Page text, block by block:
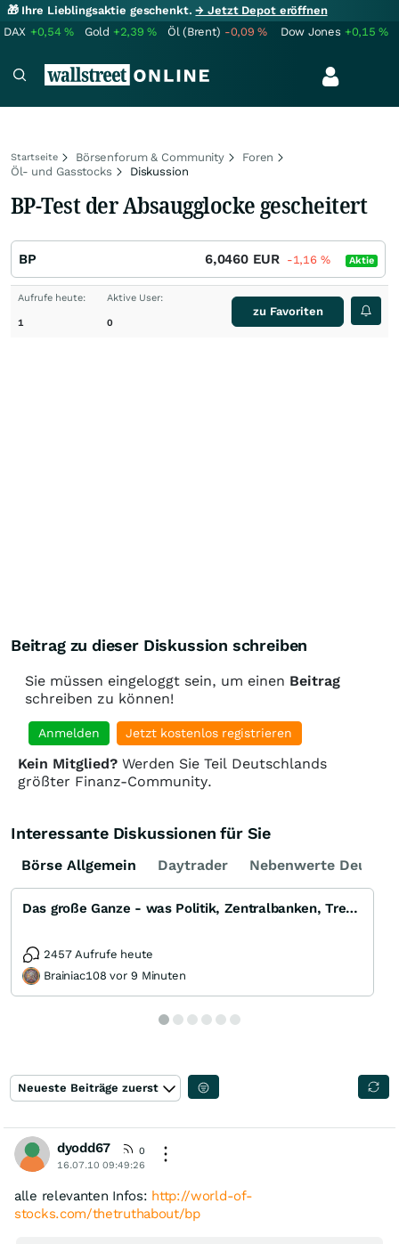
🎁 Ihre Lieblingsaktie geschenkt.→ Jetzt Depot eröffnen
DAX +0,54% Gold +2,39% Öl (Brent) -0,09% Dow Jones +0,15%
Startseite Börsenforum & Community
Foren
Öl- und Gasstocks
Diskussion
BP-Test der Absaugglocke gescheitert
BP 6,0460 EUR -1,16 % Aktie
Aufrufe heute:
1
Aktive User:
0
zu Favoriten
Beitrag zu dieser Diskussion schreiben
Sie müssen eingeloggt sein, um einen Beitrag
schreiben zu können!
Anmelden Jetzt kostenlos registrieren
Kein Mitglied? Werden Sie Teil Deutschlands
größter Finanz-Community.
Interessante Diskussionen für Sie
Börse Allgemein Daytrader Nebenwerte
Das große Ganze - was Politik, Zentralbanken, Trends, Medien und Gesellschaft mit Aktien, Rohstoffen
2457 Aufrufe heute
Brainiac108 vor 9 Minuten
Neueste Beiträge zuerst
dyodd67
0
16.07.10 09:49:26
alle relevanten Infos: http://world-of-
stocks.com/thetruthabout/bp